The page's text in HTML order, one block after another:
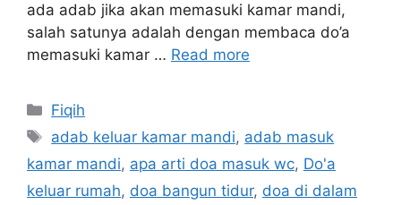
ada adab jika akan memasuki kamar mandi,
salah satunya adalah dengan membaca do’a
memasuki kamar … Read more
Categories
Fiqih
Tags
adab keluar kamar mandi, adab masuk
kamar mandi, apa arti doa masuk wc, Do'a
keluar rumah, doa bangun tidur, doa di dalam